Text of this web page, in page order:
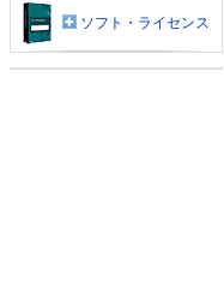
ソフト・ライセンス